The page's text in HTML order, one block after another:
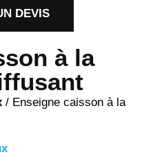
DEVIS
à la
/ Enseigne caisson à la